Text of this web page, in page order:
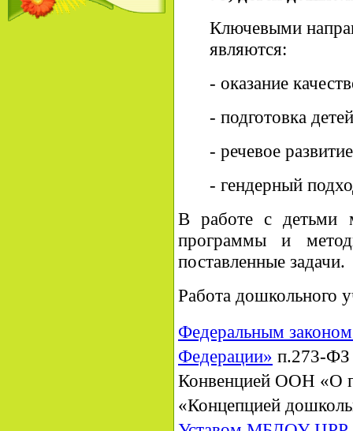
Ключевыми
являются:
- оказание
- подготовка
- речевое
- гендерный
В работе с детьми
программы и
поставленные задачи.
Работа дошкольного
Федеральным
Федерации» п.273-ФЗ
Конвенцией ООН «О
«Концепцией